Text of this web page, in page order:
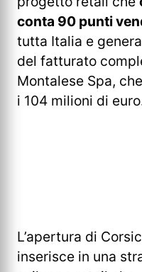
conta 90 punti
tutta Italia e
del fatturato
Montalese Spa,
i 104 milioni di
L’apertura di
inserisce in una